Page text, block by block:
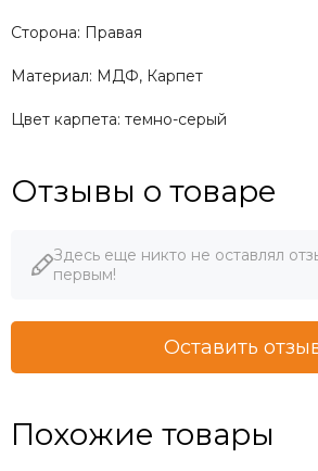
Сторона: Правая
Материал: МДФ, Карпет
Цвет карпета: темно-серый
Отзывы о товаре
Здесь еще никто не оставлял
первым!
Оставить
Похожие товары